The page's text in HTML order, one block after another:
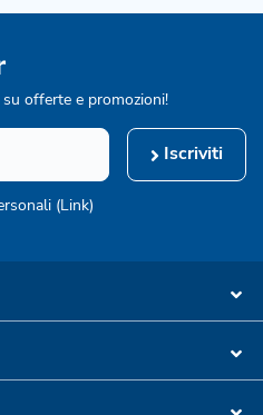
offerte e promozioni!
Iscriviti
(Link)